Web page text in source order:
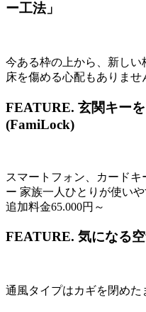
ー工法」
今ある枠の上から、新し
床を傷める心配もありませ
FEATURE. 玄関キー
(FamiLock)
スマートフォン、カード
ー 家族一人ひとりが使い
追加料金65.000円～
FEATURE. 気になる
通風タイプはカギを閉めた